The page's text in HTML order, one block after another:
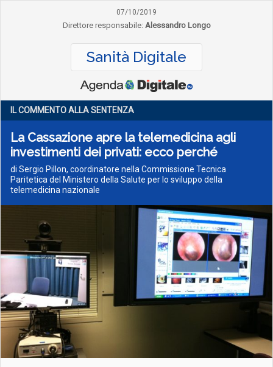
07/10/2019
Direttore responsabile: Alessandro Longo
Sanità Digitale
IL COMMENTO ALLA SENTENZA
La Cassazione apre la telemedicina agli
investimenti dei privati: ecco perché
di Sergio Pillon, coordinatore nella Commissione Tecnica
Paritetica del Ministero della Salute per lo sviluppo della
telemedicina nazionale